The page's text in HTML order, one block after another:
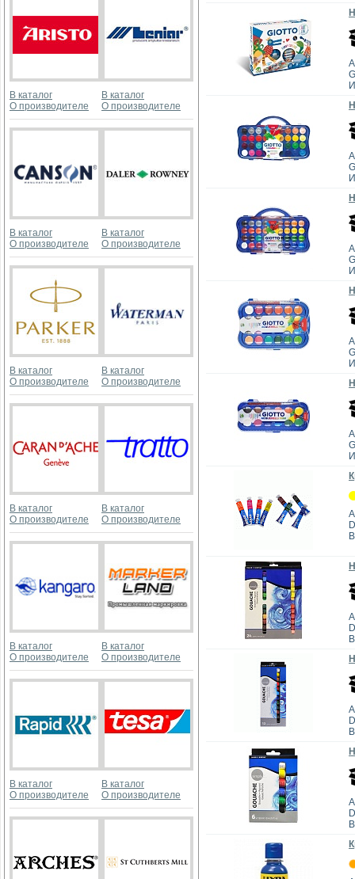
В каталог
О производителе
В каталог
О производителе
В каталог
О производителе
В каталог
О производителе
В каталог
О производителе
В каталог
О производителе
В каталог
О производителе
В каталог
О производителе
В каталог
О производителе
В каталог
О производителе
В каталог
О производителе
В каталог
О производителе